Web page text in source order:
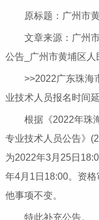
原标题：广州市
文章来源：广州
公告_广州市黄埔区
>>2022广东珠海
业技术人员报名时间
根据《2022年珠
专业技术人员公告》
为2022年3月25日
年4月1日18:00。资
他事项不变。
特此补充公告。